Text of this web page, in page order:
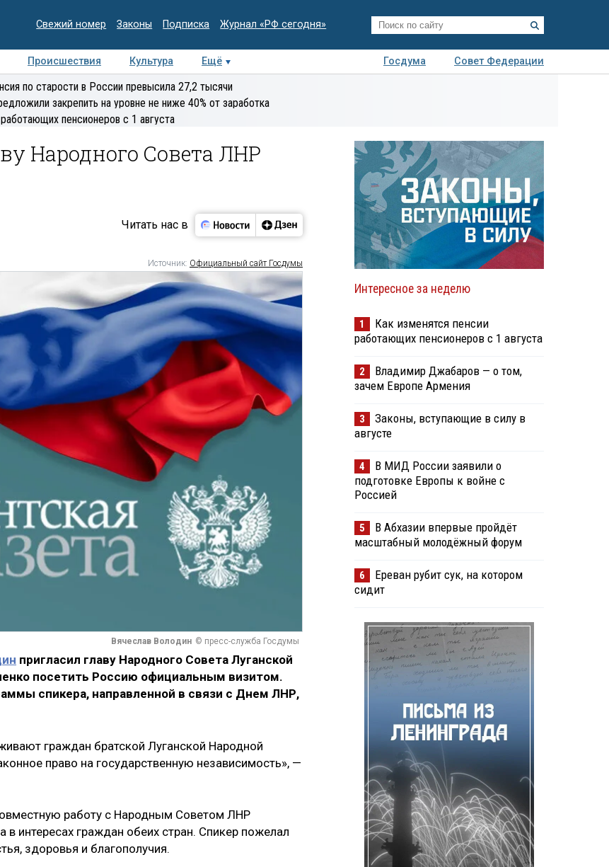
Свежий номер Законы Подписка Журнал «РФ сегодня»
Происшествия Культура Ещё Госдума
Совет Федерации
Медиацентр Интервью Колумнисты
по старости в России превысила 27,2 тысячи
закрепить на уровне не ниже 40% от заработка
пенсионеров с 1 августа
Народного Совета ЛНР
Читать нас в
Источник: Официальный сайт Госдумы
Вячеслав Володин © пресс-служба Госдумы
пригласил главу Народного Совета Луганской
посетить Россию официальным визитом.
спикера, направленной в связи с Днем ЛНР,
граждан братской Луганской Народной
право на государственную независимость», —
работу с Народным Советом ЛНР
в интересах граждан обеих стран. Спикер пожелал
здоровья и благополучия.
Интересное за неделю
1
Как изменятся пенсии
работающих пенсионеров с 1 августа
2
Владимир Джабаров — о том,
зачем Европе Армения
3
Законы, вступающие в силу в
августе
4
В МИД России заявили о
подготовке Европы к войне с
Россией
5
В Абхазии впервые пройдёт
масштабный молодёжный форум
6
Ереван рубит сук, на котором
сидит